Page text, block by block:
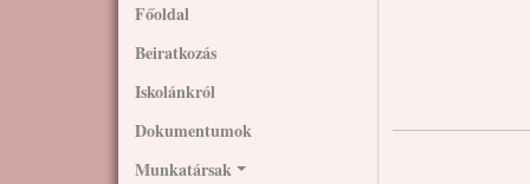
Főoldal
Beiratkozás
Iskolánkról
Dokumentumok
Munkatársak